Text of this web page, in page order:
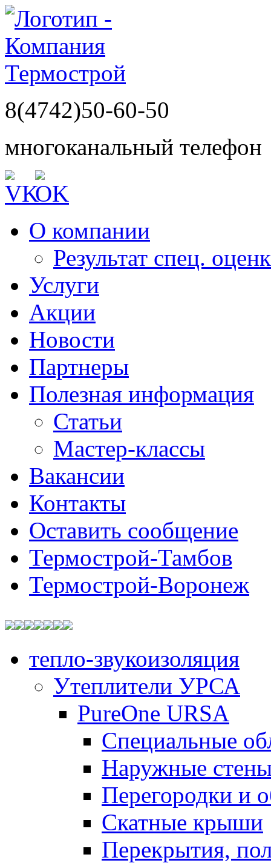
8(4742)50-60-50
многоканальный телефон
О компании
Результат спец.
Услуги
Акции
Новости
Партнеры
Полезная информация
Статьи
Мастер-классы
Вакансии
Контакты
Оставить сообщение
Термострой-Тамбов
Термострой-Воронеж
тепло-звукоизоляция
Утеплители УРСА
PureOne URSA
Специальные
Наружные
Перегородки и
Скатные крыши
Перекрытия,